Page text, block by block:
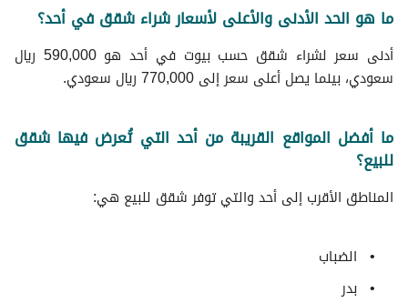
ما هو الحد الأدنى والأعلى لأسعار شراء شقق في أحد؟
أدنى سعر لشراء شقق حسب بيوت في أحد هو 590,000 ريال
سعودي، بينما يصل أعلى سعر إلى 770,000 ريال سعودي.
ما أفضل المواقع القريبة من أحد التي تُعرض فيها شقق
للبيع؟
المناطق الأقرب إلى أحد والتي توفر شقق للبيع هي:
الضباب
بدر